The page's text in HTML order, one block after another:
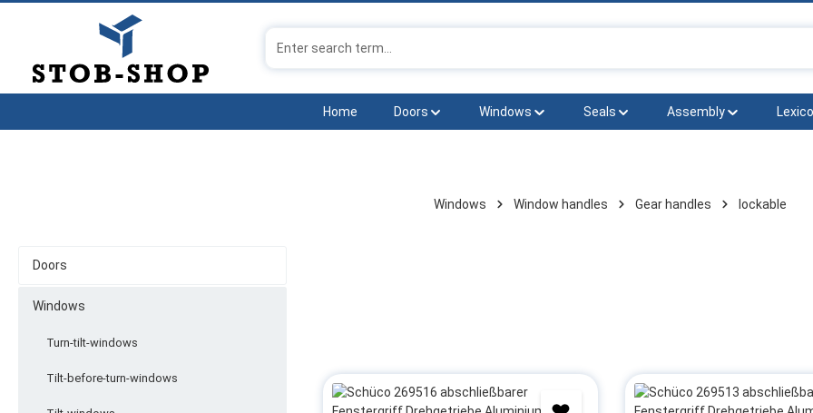
to main content
Skip to main navigation
Home Doors Windows Seals Assembly
Windows Window handles Gear handles lockable
Doors
Windows
Turn-tilt-windows
Tilt-before-turn-windows